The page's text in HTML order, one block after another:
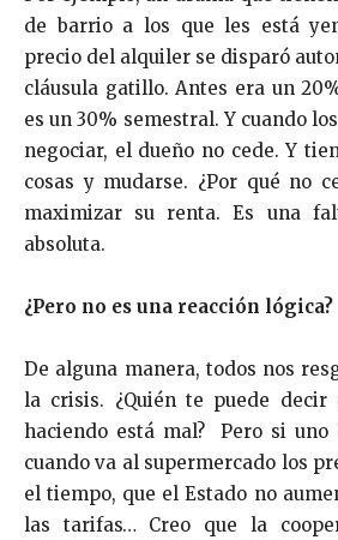
de barrio a los que les está
precio del alquiler se disparó
cláusula gatillo. Antes era un
es un 30% semestral. Y cuando
negociar, el dueño no cede. Y
cosas y mudarse. ¿Por qué no
maximizar su renta. Es una
absoluta.
¿Pero no es una reacción lógica?
De alguna manera, todos nos
la crisis. ¿Quién te puede decir
haciendo está mal? Pero si uno
cuando va al supermercado los
el tiempo, que el Estado no
las tarifas… Creo que la